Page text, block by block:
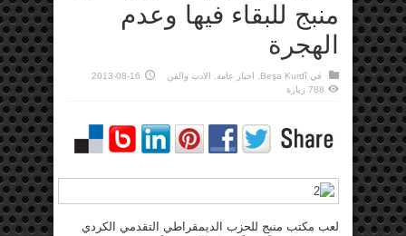
منبج للبقاء فيها وعدم
الهجرة
في Beşa Kurdî اخبار عامة الادب والفن
2013-08-16
788 زيارة
لعب مكتب منبج للحزب الديمقراطي التقدمي الكردي